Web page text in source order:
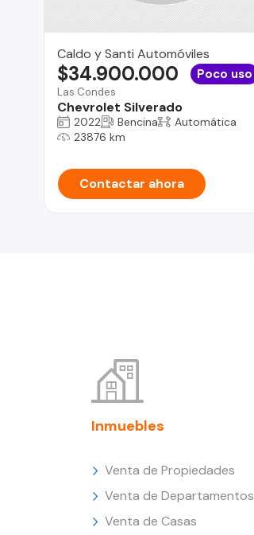
Caldo y Santi Automóviles
Las Condes
Chevrolet Silverado
$34.900.000 Poco uso
2022 Bencina
Automática
23876 km
Contactar ahora
Inmuebles
Venta de Propiedades
Venta de Departamentos
Venta de Casas